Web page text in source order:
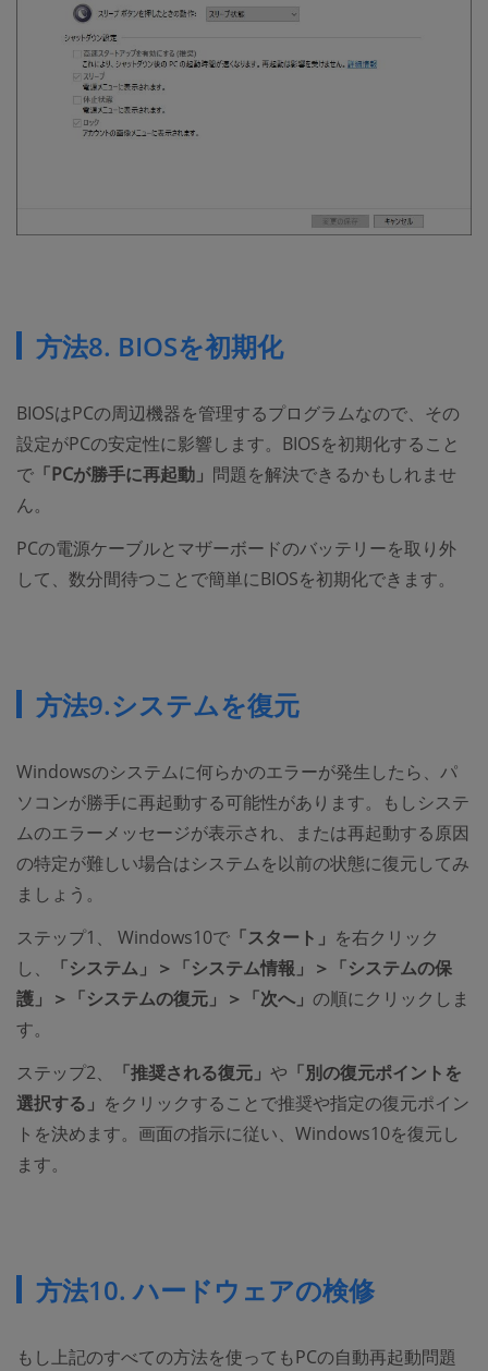
方法8. BIOSを初期化
BIOSはPCの周辺機器を管理するプログラムなので、その
設定がPCの安定性に影響します。BIOSを初期化すること
で 「PCが勝手に再起動」 問題を解決できるかもしれませ
ん。
PCの電源ケーブルとマザーボードのバッテリーを取り外
して、数分間待つことで簡単にBIOSを初期化できます。
方法9.システムを復元
Windowsのシステムに何らかのエラーが発生したら、パ
ソコンが勝手に再起動する可能性があります。もしシステ
ムのエラーメッセージが表示され、または再起動する原因
の特定が難しい場合はシステムを以前の状態に復元してみ
ましょう。
ステップ1、 Windows10で 「スタート」 を右クリック
し、
「システム」＞「システム情報」＞「システムの保
護」＞「システムの復元」＞「次へ」 の順にクリックしま
す。
ステップ2、
「推奨される復元」 や 「別の復元ポイントを
選択する」 をクリックすることで推奨や指定の復元ポイン
トを決めます。画面の指示に従い、Windows10を復元し
ます。
方法10. ハードウェアの検修
もし上記のすべての方法を使ってもPCの自動再起動問題